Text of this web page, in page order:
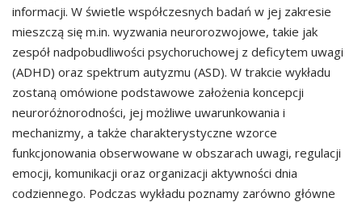
informacji. W świetle współczesnych badań w jej zakresie
mieszczą się m.in. wyzwania neurorozwojowe, takie jak
zespół nadpobudliwości psychoruchowej z deficytem uwagi
(ADHD) oraz spektrum autyzmu (ASD). W trakcie wykładu
zostaną omówione podstawowe założenia koncepcji
neuroróżnorodności, jej możliwe uwarunkowania i
mechanizmy, a także charakterystyczne wzorce
funkcjonowania obserwowane w obszarach uwagi, regulacji
emocji, komunikacji oraz organizacji aktywności dnia
codziennego. Podczas wykładu poznamy zarówno główne